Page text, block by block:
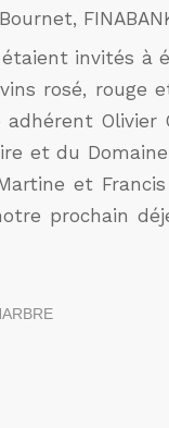
invités à
rosé, rouge
Olivier
et du
et Francis
prochain